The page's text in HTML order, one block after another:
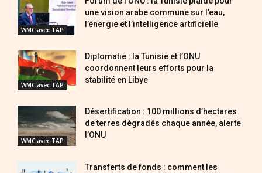
WMC avec TAP
une vision arabe commune sur l’eau,
l’énergie et l’intelligence artificielle
WMC avec TAP
Diplomatie : la Tunisie et l’ONU
coordonnent leurs efforts pour la
stabilité en Libye
WMC avec TAP
Désertification : 100 millions d’hectares
de terres dégradés chaque année, alerte
l’ONU
Transferts de fonds : comment les